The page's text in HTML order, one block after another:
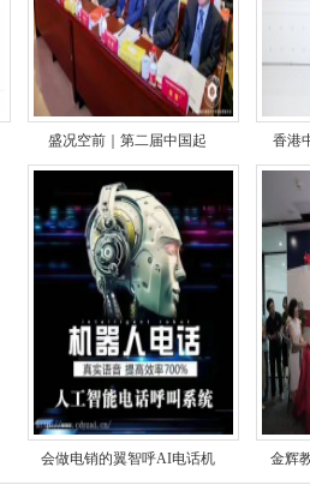
盛况空前｜第二届中国起 香港
会做电销的翼智呼AI电话机 金辉